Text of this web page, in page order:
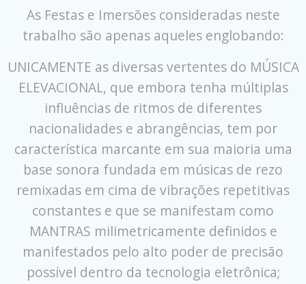
As Festas e Imersões consideradas neste
trabalho são apenas aqueles englobando:
UNICAMENTE as diversas vertentes do MÚSICA
ELEVACIONAL, que embora tenha múltiplas
influências de ritmos de diferentes
nacionalidades e abrangências, tem por
característica marcante em sua maioria uma
base sonora fundada em músicas de rezo
remixadas em cima de vibrações repetitivas
constantes e que se manifestam como
MANTRAS milimetricamente definidos e
manifestados pelo alto poder de precisão
possível dentro da tecnologia eletrônica;